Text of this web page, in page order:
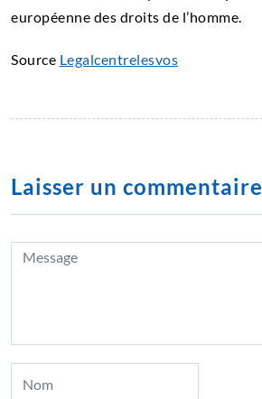
européenne des droits de l’homme.
Source Legalcentrelesvos
Laisser un commentaire